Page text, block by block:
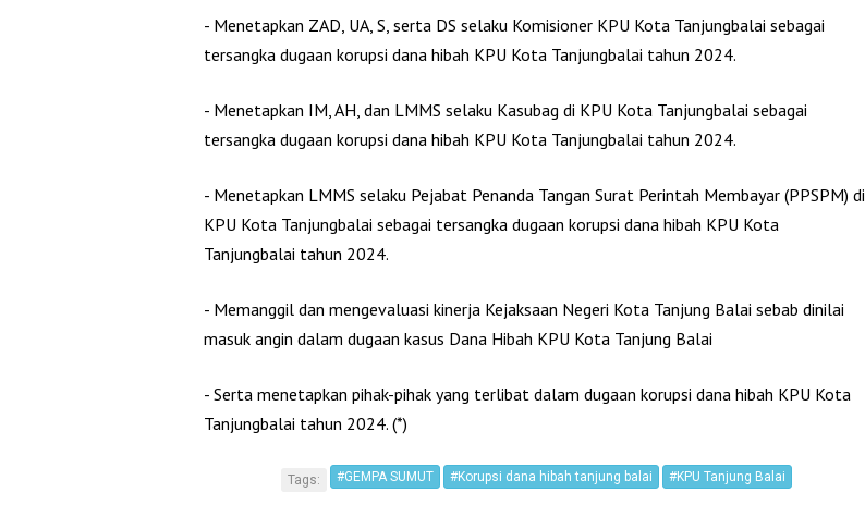
‎- Menetapkan ZAD, UA, S, serta DS selaku Komisioner KPU Kota Tanjungbalai sebagai
tersangka dugaan korupsi dana hibah KPU Kota Tanjungbalai tahun 2024.
‎- Menetapkan IM, AH, dan LMMS selaku Kasubag di KPU Kota Tanjungbalai sebagai
tersangka dugaan korupsi dana hibah KPU Kota Tanjungbalai tahun 2024.
‎- Menetapkan LMMS selaku Pejabat Penanda Tangan Surat Perintah Membayar (PPSPM) di
KPU Kota Tanjungbalai sebagai tersangka dugaan korupsi dana hibah KPU Kota
Tanjungbalai tahun 2024.
‎- Memanggil dan mengevaluasi kinerja Kejaksaan Negeri Kota Tanjung Balai sebab dinilai
masuk angin dalam dugaan kasus Dana Hibah KPU Kota Tanjung Balai
‎- Serta menetapkan pihak-pihak yang terlibat dalam dugaan korupsi dana hibah KPU Kota
Tanjungbalai tahun 2024. (*)
Tags: #GEMPA SUMUT #Korupsi dana hibah tanjung balai #KPU Tanjung Balai